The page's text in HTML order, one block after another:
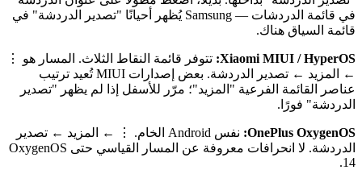
في قائمة الدردشات — Samsung يُظهر أحيانًا "تصدير الدردشة" في
قائمة السياق هناك.
Xiaomi MIUI / HyperOS: تتوفر قائمة النقاط الثلاث. المسار هو ⋮
← المزيد ← تصدير الدردشة. بعض إصدارات MIUI تُعيد ترتيب
عناصر القائمة الفرعية "المزيد"؛ مرّر للأسفل إذا لم يظهر "تصدير
الدردشة" فورًا.
OnePlus OxygenOS:
نفس Android الخام. ⋮ ← المزيد ← تصدير
الدردشة. لا انحرافات معروفة عن المسار القياسي حتى OxygenOS
14.